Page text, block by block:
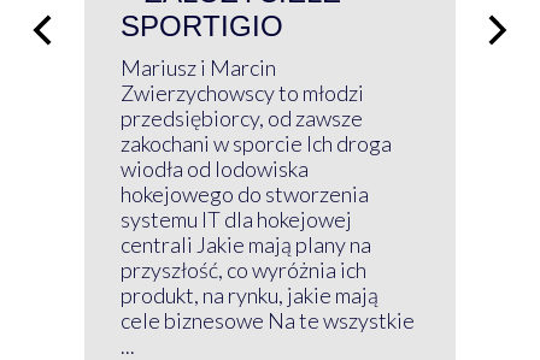
SPORTIGIO
Mariusz i Marcin
Zwierzychowscy to młodzi
przedsiębiorcy, od zawsze
zakochani w sporcie Ich droga
wiodła od lodowiska
hokejowego do stworzenia
systemu IT dla hokejowej
centrali Jakie mają plany na
przyszłość, co wyróżnia ich
produkt, na rynku, jakie mają
cele biznesowe Na te wszystkie
...